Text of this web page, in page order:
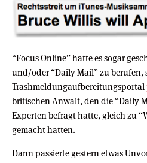
“Focus Online” hatte es sogar
und/oder “Daily Mail” zu berufen,
Trashmeldungaufbereitungsportal
britischen Anwalt, den die “Daily
Experten befragt hatte, gleich zu
gemacht hatten.
Dann passierte gestern etwas